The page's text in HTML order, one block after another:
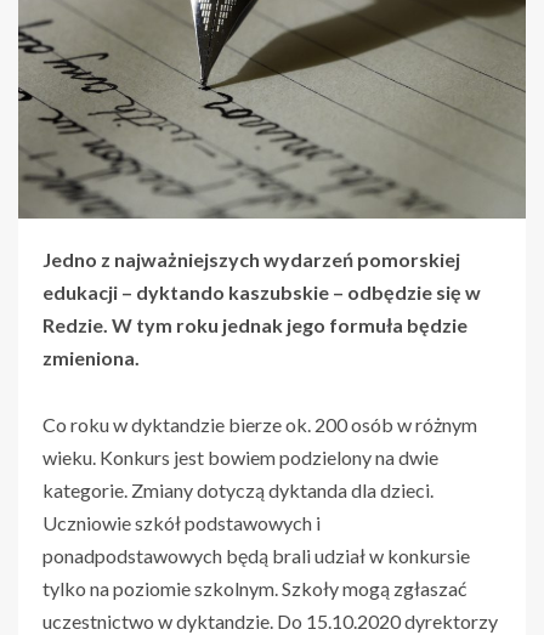
Jedno z najważniejszych wydarzeń pomorskiej
edukacji – dyktando kaszubskie – odbędzie się w
Redzie. W tym roku jednak jego formuła będzie
zmieniona.
Co roku w dyktandzie bierze ok. 200 osób w różnym
wieku. Konkurs jest bowiem podzielony na dwie
kategorie. Zmiany dotyczą dyktanda dla dzieci.
Uczniowie szkół podstawowych i
ponadpodstawowych będą brali udział w konkursie
tylko na poziomie szkolnym. Szkoły mogą zgłaszać
uczestnictwo w dyktandzie. Do 15.10.2020 dyrektorzy